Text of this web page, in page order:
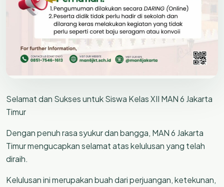
Selamat dan Sukses untuk Siswa Kelas XII MAN 6 Jakarta
Timur
Dengan penuh rasa syukur dan bangga, MAN 6 Jakarta
Timur mengucapkan selamat atas kelulusan yang telah
diraih.
Kelulusan ini merupakan buah dari perjuangan, ketekunan,